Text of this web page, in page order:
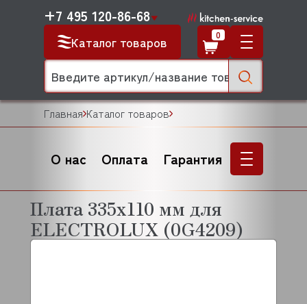
Каталог товаров
+7 495 120-86-68
0
Главная Каталог товаров
О нас Оплата Гарантия
Плата 335х110 мм для
ELECTROLUX (0G4209)